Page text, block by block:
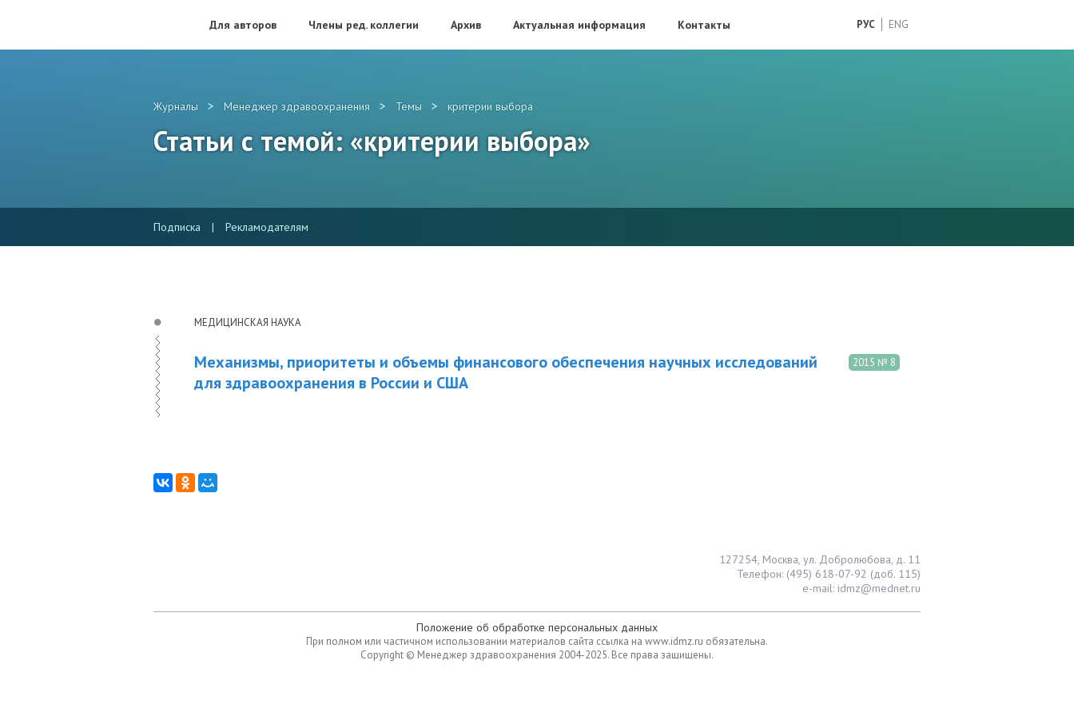
РУС ENG
Для авторов Члены ред. коллегии Архив Актуальная информация Контакты
Журналы > Менеджер здравоохранения > Темы > критерии выбора
Статьи с темой: «критерии выбора»
Подписка | Рекламодателям
МЕДИЦИНСКАЯ НАУКА
2015 № 8
Механизмы, приоритеты и объемы финансового обеспечения научных исследований
для здравоохранения в России и США
127254, Москва, ул. Добролюбова, д. 11
Телефон: (495) 618-07-92 (доб. 115)
e-mail: idmz@mednet.ru
Положение об обработке персональных данных
При полном или частичном использовании материалов сайта ссылка на www.idmz.ru обязательна.
Copyright © Менеджер здравоохранения 2004-2025. Все права защищены.